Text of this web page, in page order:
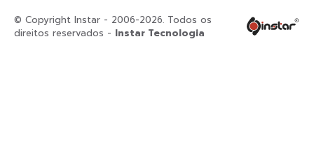
© Copyright Instar - 2006-2026. Todos os
direitos reservados - Instar Tecnologia